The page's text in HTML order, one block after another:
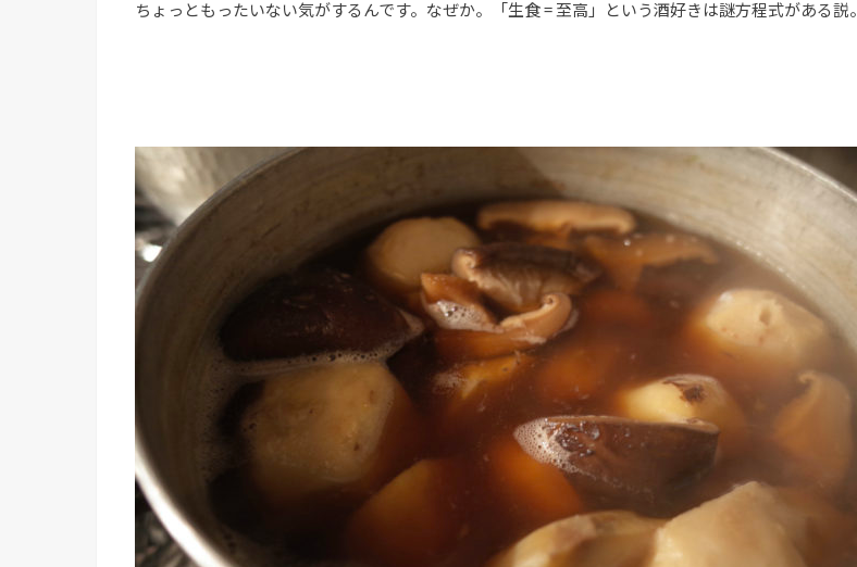
ちょっともったいない気がするんです。なぜか。「生食 = 至高」という酒好きは謎方程式がある説。